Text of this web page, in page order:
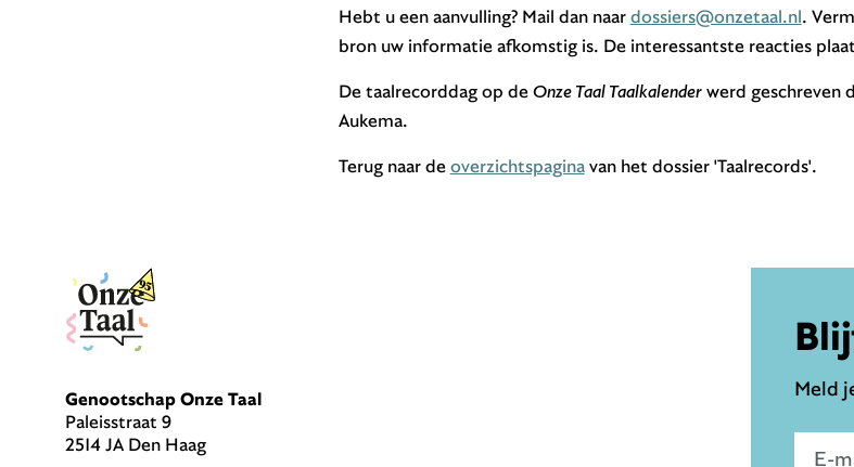
Hebt u een aanvulling? Mail dan naardossiers@onzetaal.nl.
bron uw informatie afkomstig is. De interessantste reacties
De taalrecorddag op deOnze Taal Taalkalenderwerd geschreven
Aukema.
Terug naar deoverzichtspaginavan het dossier 'Taalrecords'.
Genootschap Onze Taal
Paleisstraat 9
2514 JA Den Haag
Meld